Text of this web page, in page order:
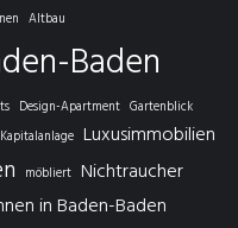
Altbau
Baden
Design-Apartment Gartenblick
Kapitalanlage Luxusimmobilien
möbliert Nichtraucher
in Baden-Baden